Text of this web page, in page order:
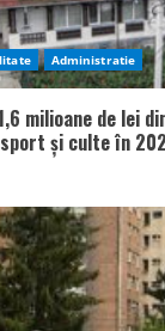
Administratie
milioane de lei
și culte în